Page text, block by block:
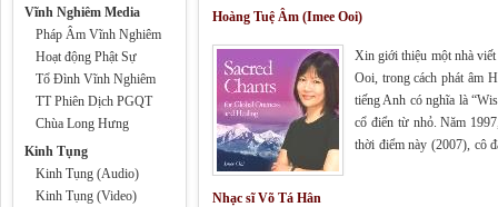
Vĩnh Nghiêm Media
Pháp Âm Vĩnh Nghiêm
Hoạt động Phật Sự
Tổ Đình Vĩnh Nghiêm
TT Phiên Dịch PGQT
Chùa Long Hưng
Kinh Tụng
Kinh Tụng (Audio)
Kinh Tụng (Video)
Hoàng Tuệ Âm (Imee Ooi)
Xin giới thiệu một nhà
Ooi, trong cách phát âm
tiếng Anh có nghĩa là
cổ điển từ nhỏ. Năm
thời điểm này (2007), cô
Nhạc sĩ Võ Tá Hân